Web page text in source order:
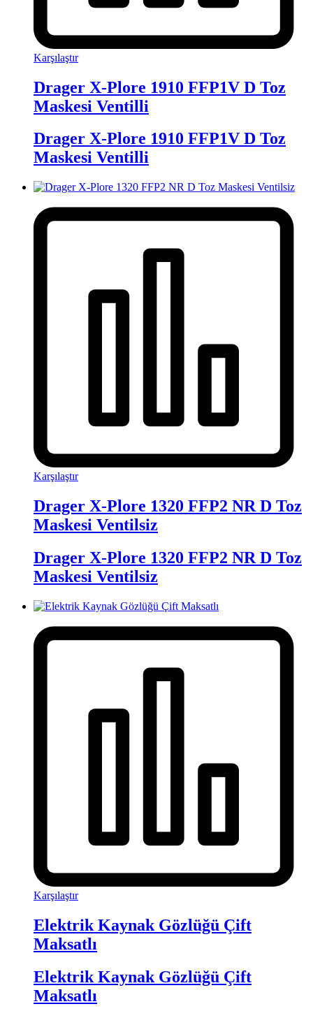
Karşılaştır
Drager X-Plore 1910 FFP1V D Toz
Maskesi Ventilli
Drager X-Plore 1910 FFP1V D Toz
Maskesi Ventilli
Karşılaştır
Drager X-Plore 1320 FFP2 NR D Toz
Maskesi Ventilsiz
Drager X-Plore 1320 FFP2 NR D Toz
Maskesi Ventilsiz
Karşılaştır
Elektrik Kaynak Gözlüğü Çift
Maksatlı
Elektrik Kaynak Gözlüğü Çift
Maksatlı